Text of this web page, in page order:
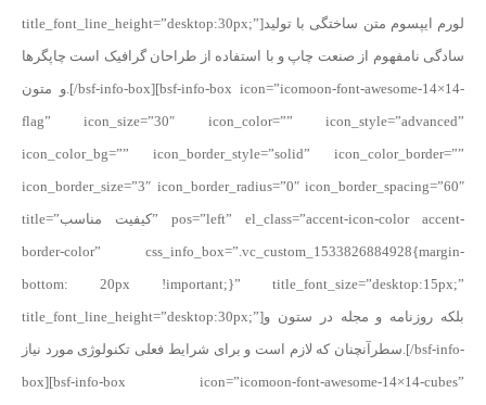
title_font_line_height=”desktop:30px;”]لورم ایپسوم متن ساختگی با تولید
سادگی نامفهوم از صنعت چاپ و با استفاده از طراحان گرافیک است چاپگرها
و متون.[/bsf-info-box][bsf-info-box icon=”icomoon-font-awesome-14×14-
flag” icon_size=”30″ icon_color=”” icon_style=”advanced”
icon_color_bg=”” icon_border_style=”solid” icon_color_border=””
icon_border_size=”3″ icon_border_radius=”0″ icon_border_spacing=”60″
title=”کیفیت مناسب” pos=”left” el_class=”accent-icon-color accent-
border-color” css_info_box=”.vc_custom_1533826884928{margin-
bottom: 20px !important;}” title_font_size=”desktop:15px;”
title_font_line_height=”desktop:30px;”]بلکه روزنامه و مجله در ستون و
سطرآنچنان که لازم است و برای شرایط فعلی تکنولوژی مورد نیاز.[/bsf-info-
box][bsf-info-box icon=”icomoon-font-awesome-14×14-cubes”